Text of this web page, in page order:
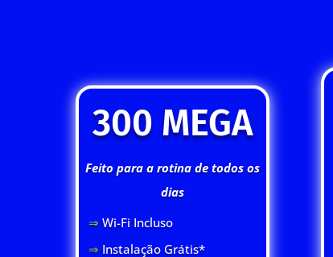
300 MEGA
Feito para a rotina de todos os
dias
⇒ Wi-Fi Incluso
⇒ Instalação Grátis*